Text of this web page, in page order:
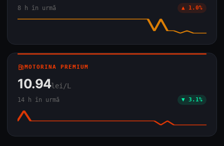
8 h în urmă ▲ 1.0%
local_gas_stationMOTORINA PREMIUM
10.94lei/L
14 h în urmă ▼ 3.1%